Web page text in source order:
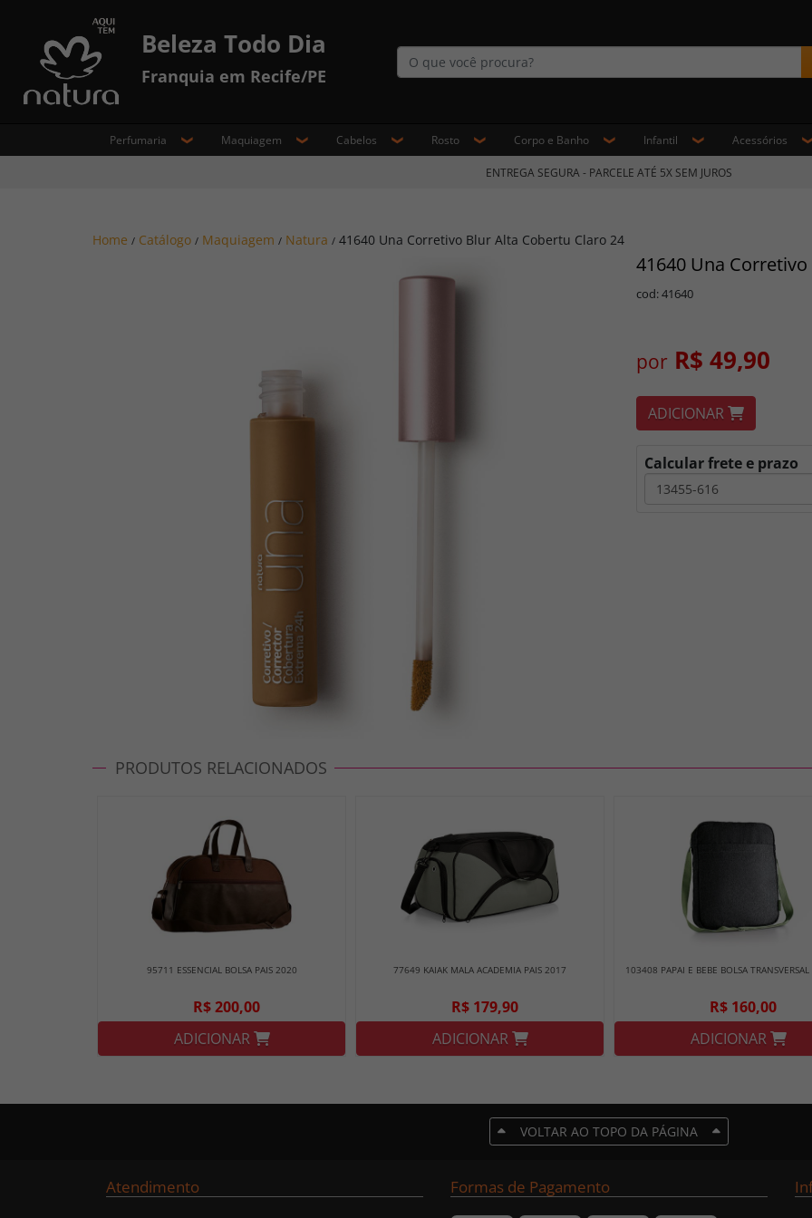
Beleza Todo Dia
Franquia em Recife/PE
Perfumaria Maquiagem Cabelos Rosto Corpo e Banho Infantil Acessórios
ENTREGA SEGURA - PARCELE ATÉ 5X SEM JUROS
Home / Catálogo / Maquiagem / Natura / 41640 Una Corretivo Blur Alta Cobertu Claro 24
41640 Una
cod: 41640
por R$ 49,90
ADICIONAR
Calcular frete e prazo
PRODUTOS RELACIONADOS
95711 ESSENCIAL BOLSA PAIS 2020
R$ 200,00
ADICIONAR
77649 KAIAK MALA ACADEMIA PAIS 2017
R$ 179,90
ADICIONAR
103408 PAPAI E BEBE BOLSA TRANSVERSAL
R$ 160,00
ADICIONAR
VOLTAR AO TOPO DA PÁGINA
Atendimento Formas de Pagamento